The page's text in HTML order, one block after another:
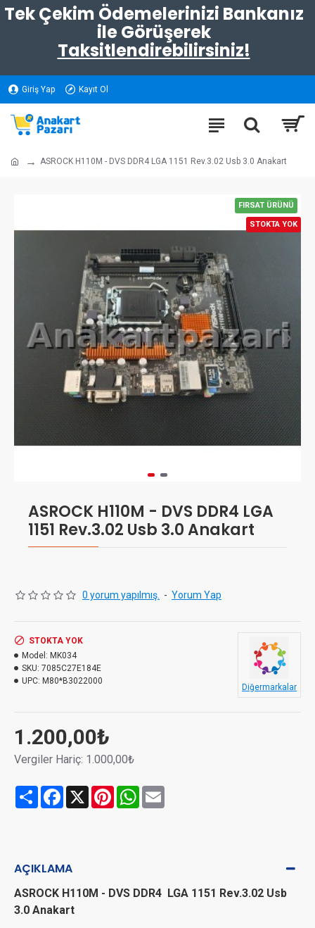
Tek Çekim Ödemelerinizi Bankanız
ile Görüşerek
Taksitlendirebilirsiniz!
Giriş Yap Kayıt Ol
ASROCK H110M - DVS DDR4 LGA 1151 Rev.3.02 Usb 3.0 Anakart
FIRSAT ÜRÜNÜ
STOKTA YOK
ASROCK H110M - DVS DDR4 LGA
1151 Rev.3.02 Usb 3.0 Anakart
0 yorum yapılmış. - Yorum Yap
1.200,00₺
Vergiler Hariç: 1.000,00₺
STOKTA YOK
Model: MK034
SKU: 7085C27E184E
UPC: M80*B3022000
Diğermarkalar
Share Facebook
X PinterestWhatsApp
AÇIKLAMA
ASROCK H110M - DVS DDR4 LGA 1151 Rev.3.02 Usb
3.0 Anakart